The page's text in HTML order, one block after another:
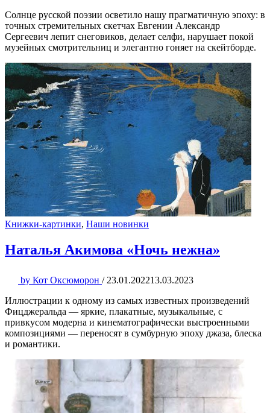
Солнце русской поэзии осветило нашу прагматичную эпоху: в
точных стремительных скетчах Евгении Александр
Сергеевич лепит снеговиков, делает селфи, нарушает покой
музейных смотрительниц и элегантно гоняет на скейтборде.
Книжки-картинки, Наши новинки
Наталья Акимова «Ночь нежна»
by Кот Оксюморон / 23.01.202213.03.2023
Иллюстрации к одному из самых известных произведений
Фицджеральда — яркие, плакатные, музыкальные, с
привкусом модерна и кинематографически выстроенными
композициями — переносят в сумбурную эпоху джаза, блеска
и романтики.